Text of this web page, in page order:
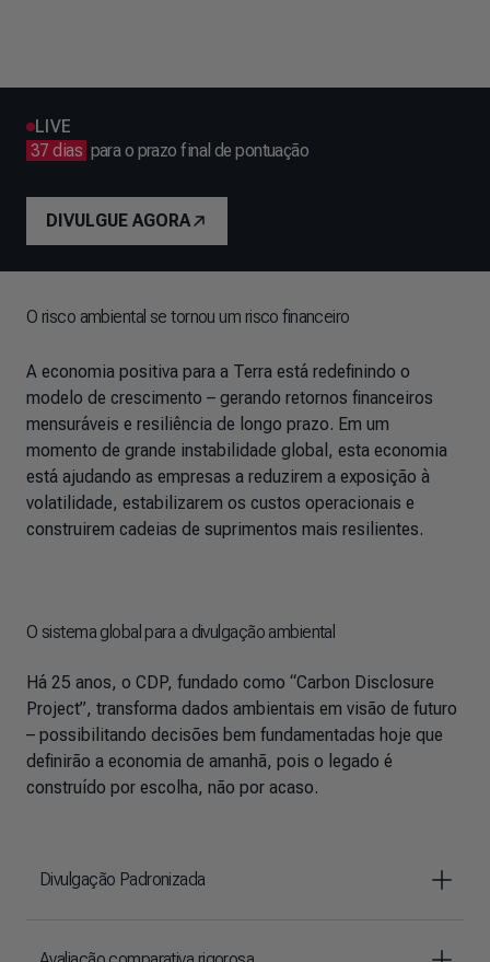
LIVE
37 dias para o prazo final de pontuação
DIVULGUE AGORA
O risco ambiental se tornou um risco financeiro
A economia positiva para a Terra está redefinindo o
modelo de crescimento – gerando retornos financeiros
mensuráveis e resiliência de longo prazo. Em um
momento de grande instabilidade global, esta economia
está ajudando as empresas a reduzirem a exposição à
volatilidade, estabilizarem os custos operacionais e
construirem cadeias de suprimentos mais resilientes.
O sistema global para a divulgação ambiental
Há 25 anos, o CDP, fundado como “Carbon Disclosure
Project”, transforma dados ambientais em visão de futuro
– possibilitando decisões bem fundamentadas hoje que
definirão a economia de amanhã, pois o legado é
construído por escolha, não por acaso.
Divulgação Padronizada